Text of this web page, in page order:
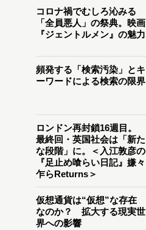
コロナ禍でむしろ沁みる
「全員悪人」の祭典。映画
『ジェントルメン』の魅力
頻発する「検索汚染」とキ
ーワードによる検索の限界
ロンドン再封鎖16週目。
最終回・英国社会は「新た
な段階」に。＜入江敦彦の
『足止め喰らい日記』嫌々
乍らReturns＞
仮想通貨は“仮想”な存在
なのか？ 拡大する現実世
界への影響